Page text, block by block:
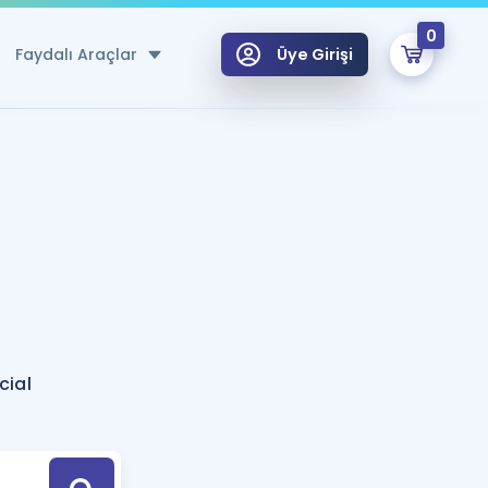
Faydalı Araçlar
Hesaplama Aracı
için Öneriler
Tek Takvimde
Üye Girişi
0
Hoca ile seni sınava hazırlayacak onlarca eğitim seni bekliyor!